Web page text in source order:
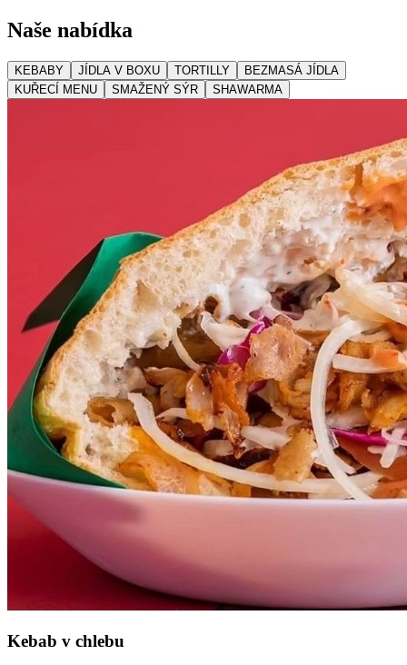
Naše nabídka
KEBABY JÍDLA V BOXU TORTILLY
BEZMASÁ JÍDLA
KUŘECÍ MENU
SMAŽENÝ SÝR SHAWARMA
Kebab v chlebu